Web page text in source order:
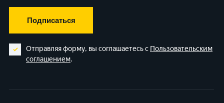
Подписаться
Отправляя форму, вы соглашаетесь с Пользовательским
соглашением.